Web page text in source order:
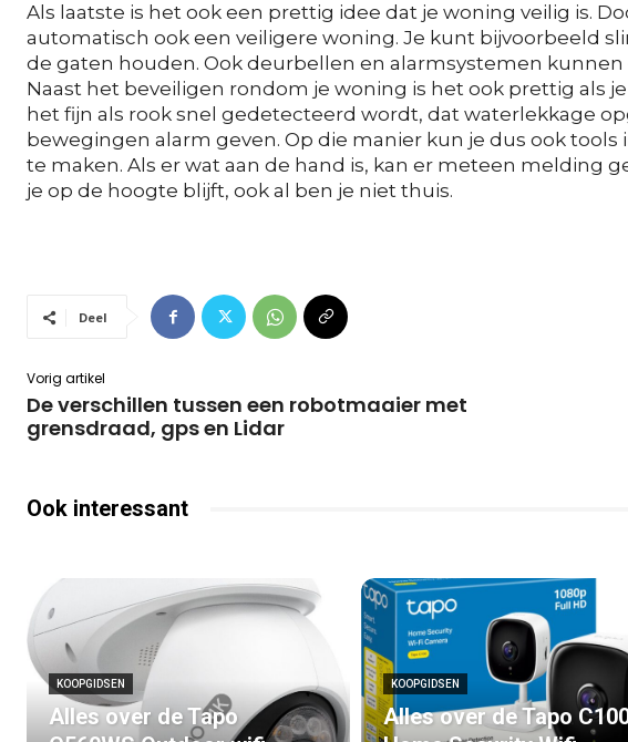
Als laatste is het ook een prettig idee dat je woning veilig is.
automatisch ook een veiligere woning. Je kunt bijvoorbeeld
de gaten houden. Ook deurbellen en alarmsystemen
Naast het beveiligen rondom je woning is het ook prettig als
het fijn als rook snel gedetecteerd wordt, dat waterlekkage
bewegingen alarm geven. Op die manier kun je dus ook
te maken. Als er wat aan de hand is, kan er meteen melding
je op de hoogte blijft, ook al ben je niet thuis.
Deel
Vorig artikel
De verschillen tussen een robotmaaier met
grensdraad, gps en Lidar
Ook interessant
KOOPGIDSEN
Alles over de Tapo
KOOPGIDSEN
Alles over de Tapo